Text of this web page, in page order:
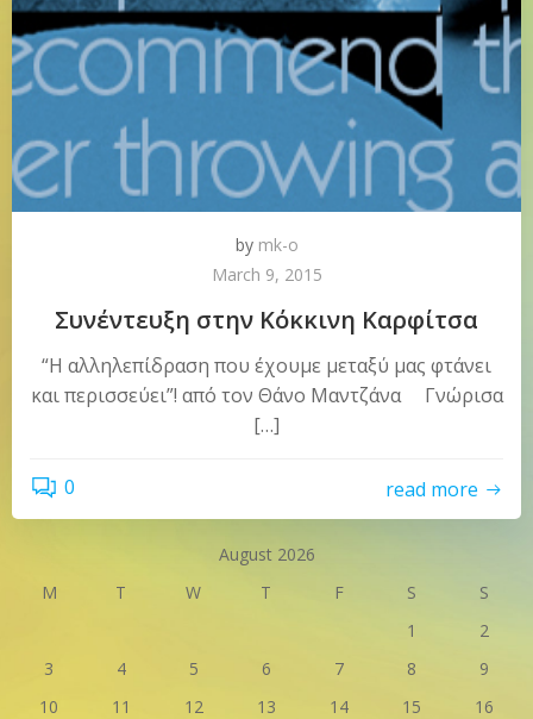
by mk-o
March 9, 2015
Συνέντευξη στην Κόκκινη Καρφίτσα
“Η αλληλεπίδραση που έχουμε μεταξύ μας φτάνει
και περισσεύει”! από τον Θάνο Μαντζάνα Γνώρισα
[…]
0 read more
August 2026
M
T W T F S
S
1
2
3
4 5 6 7 8
9
10
11 12 13 14 15
16